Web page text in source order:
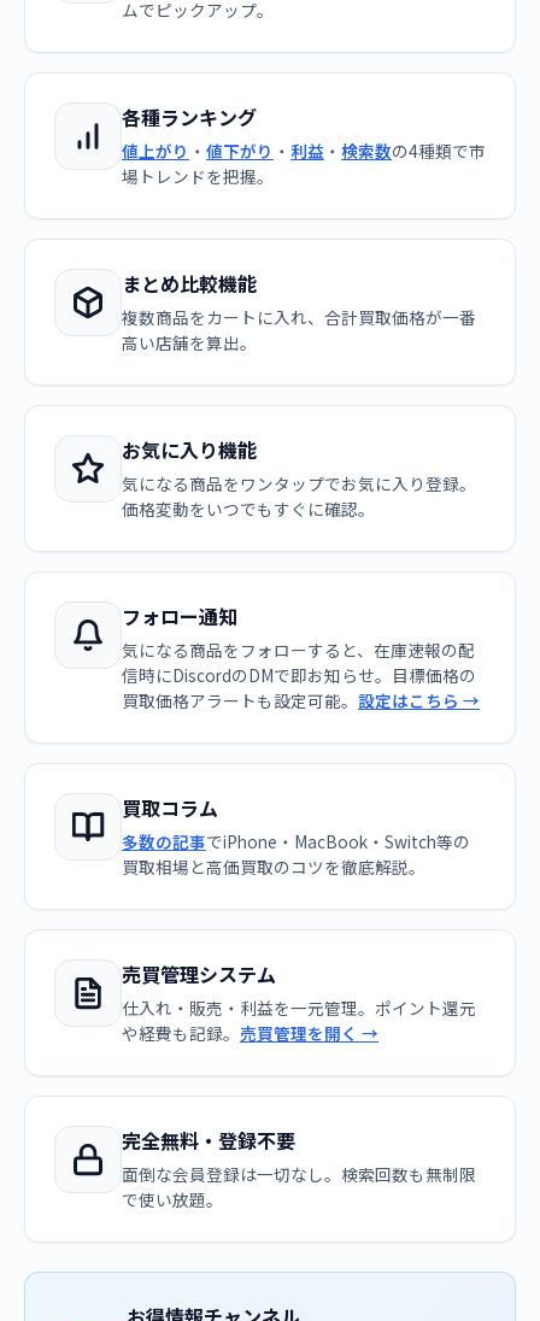
ムでピックアップ。
各種ランキング
値上がり ・ 値下がり ・ 利益 ・ 検索数の4種類で市
場トレンドを把握。
まとめ比較機能
複数商品をカートに入れ、合計買取価格が一番
高い店舗を算出。
お気に入り機能
気になる商品をワンタップでお気に入り登録。
価格変動をいつでもすぐに確認。
フォロー通知
気になる商品をフォローすると、在庫速報の配
信時にDiscordのDMで即お知らせ。目標価格の
買取価格アラートも設定可能。 設定はこちら →
買取コラム
多数の記事でiPhone・MacBook・Switch等の
買取相場と高価買取のコツを徹底解説。
売買管理システム
仕入れ・販売・利益を一元管理。ポイント還元
や経費も記録。 売買管理を開く →
完全無料・登録不要
面倒な会員登録は一切なし。検索回数も無制限
で使い放題。